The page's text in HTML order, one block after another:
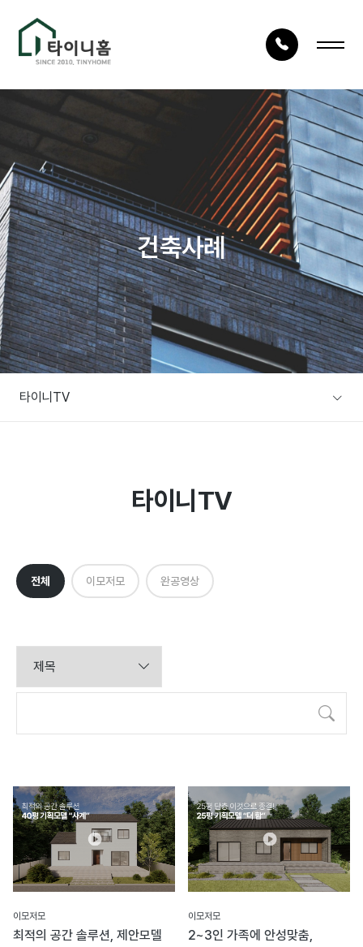
회사안내
회사소개
건축구조
건축절차
자재품질
오시는 길
주택전시장
설계사례
건축사례
시공사례
타이니TV
상담문의
건축문의
A/S문의
공지사항
건축뉴스
건축사례
타이니TV
타이니TV
전체 이모저모 완공영상
검색
이모저모
최적의 공간 솔루션, 제안모델
이모저모
2~3인 가족에 안성맞춤,